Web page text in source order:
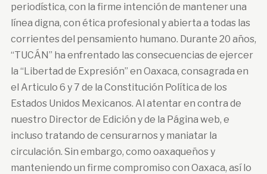
periodística, con la firme intención de mantener una
línea digna, con ética profesional y abierta a todas las
corrientes del pensamiento humano. Durante 20 años,
“TUCÁN” ha enfrentado las consecuencias de ejercer
la “Libertad de Expresión” en Oaxaca, consagrada en
el Articulo 6 y 7 de la Constitución Política de los
Estados Unidos Mexicanos. Al atentar en contra de
nuestro Director de Edición y de la Página web, e
incluso tratando de censurarnos y maniatar la
circulación. Sin embargo, como oaxaqueños y
manteniendo un firme compromiso con Oaxaca, así lo